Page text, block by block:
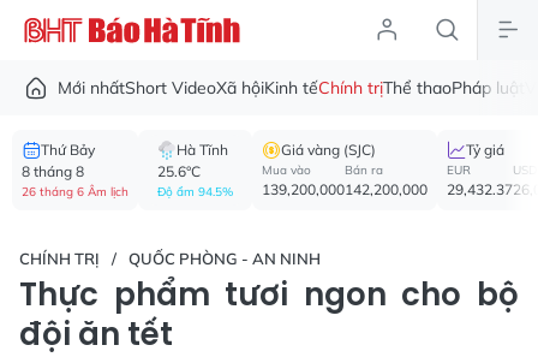
Mới nhấtShort VideoXã hộiKinh tếChính trịThể thaoPháp luật
Thứ Bảy
8 tháng 8
26 tháng 6 Âm lịch
Hà Tĩnh
25.6°C
Độ ẩm 94.5%
Giá vàng (SJC)
Mua vào
139,200,000
Bán ra
142,200,000
Tỷ giá
EUR
29,432.37
USD
CHÍNH TRỊ QUỐC PHÒNG - AN NINH
Thực phẩm tươi ngon cho bộ
đội ăn tết